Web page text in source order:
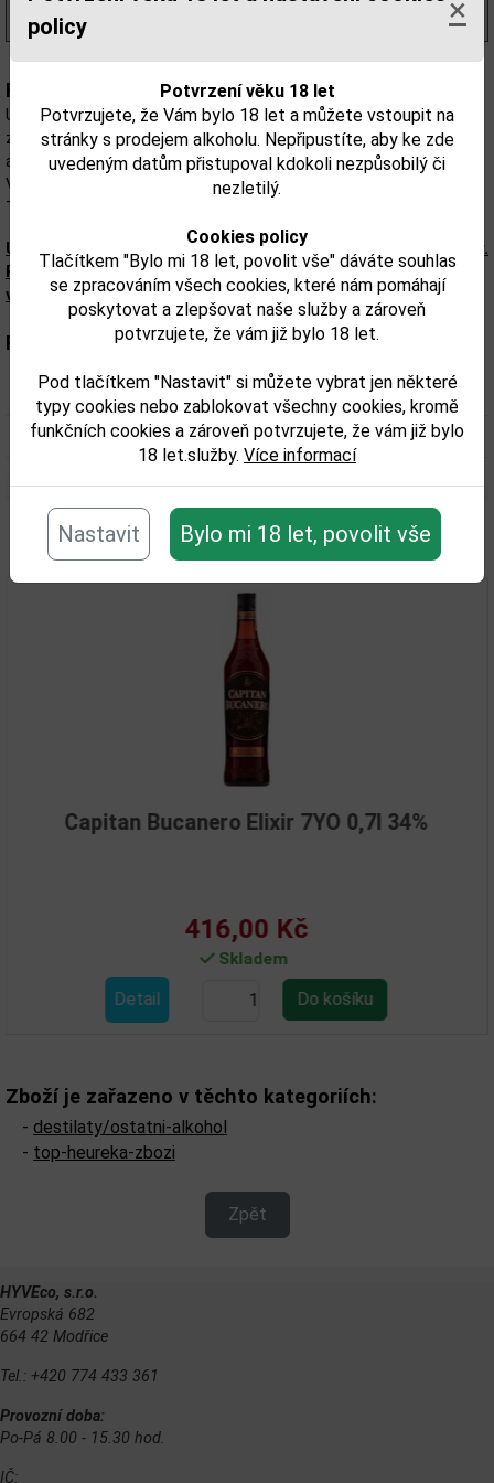
policy
×
Potvrzení věku 18 let
Potvrzujete, že Vám bylo 18 let a můžete vstoupit na
stránky s prodejem alkoholu. Nepřipustíte, aby ke zde
uvedeným datům přistupoval kdokoli nezpůsobilý či
nezletilý.
Cookies policy
Tlačítkem "Bylo mi 18 let, povolit vše" dáváte souhlas
se zpracováním všech cookies, které nám pomáhají
poskytovat a zlepšovat naše služby a zároveň
potvrzujete, že vám již bylo 18 let.
Pod tlačítkem "Nastavit" si můžete vybrat jen některé
typy cookies nebo zablokovat všechny cookies, kromě
funkčních cookies a zároveň potvrzujete, že vám již bylo
18 let.služby. Více informací
Nastavit Bylo mi 18 let, povolit vše
(700,00 Kč/l)
Popis:
Ultra prémiový rum Cristalino, který se vyznačuje svou čistotou,
zralostí a výjimečně hladkým a lehkým závěrem. Zrál na úpatí
aktivní sopky v sudech po bourbonu bez cukru a umělých přísad.
Vyráběn udržitelným způsobem (CO2 neutrální a s certifikací Fair
Trade).
Upozorňujeme, že tento produkt může obsahovat alergeny.
Přesné složení a alergeny jsou k dispozici na obalu
výrobku. Zkontrolujte prosím před konzumací.
Parametry:
Obsah alkoholu obj. %: 28
Objem obalu (L): 0,7
Související zboží
Bucanero Elixir 7YO 0,7l 34%
416,00 Kč
Zboží je zařazeno v těchto kategoriích:
- destilaty/ostatni-alkohol
- top-heureka-zbozi
Zpět
HYVEco, s.r.o.
Evropská 682
664 42 Modřice
Tel.: +420 774 433 361
Provozní doba:
Po-Pá 8.00 - 15.30 hod.
IČ: